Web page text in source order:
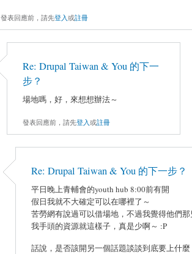
發表回應前，請先登入或註冊
Re: Drupal Taiwan & You 的下一
步？
場地嗎，好，來想想辦法～
發表回應前，請先登入或註冊
Re: Drupal Taiwan & You 的下一步？
平日晚上青輔會的youth hub 8:00前有開
假日我就不大確定可以在哪裡了～
苦勞網有說過可以借場地，不過我覺得他們
我手頭的資源就這樣子，真是少啊～ :P
話說，是否該開另一個話題談談到底要上什